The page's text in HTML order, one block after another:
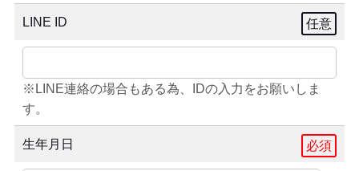
LINE ID 任意
※LINE連絡の場合もある為、IDの入力をお願いしま
す。
生年月日 必須